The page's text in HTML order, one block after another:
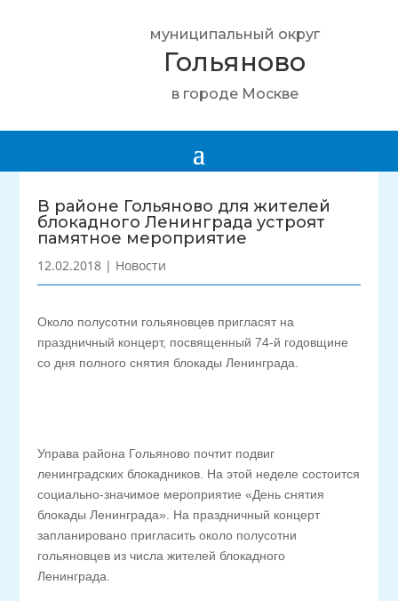
муниципальный округ
Гольяново
в городе Москве
В районе Гольяново для жителей
блокадного Ленинграда устроят
памятное мероприятие
12.02.2018 | Новости
Около полусотни гольяновцев пригласят на
праздничный концерт, посвященный 74-й годовщине
со дня полного снятия блокады Ленинграда.
Управа района Гольяново почтит подвиг
ленинградских блокадников. На этой неделе состоится
социально-значимое мероприятие «День снятия
блокады Ленинграда». На праздничный концерт
запланировано пригласить около полусотни
гольяновцев из числа жителей блокадного
Ленинграда.